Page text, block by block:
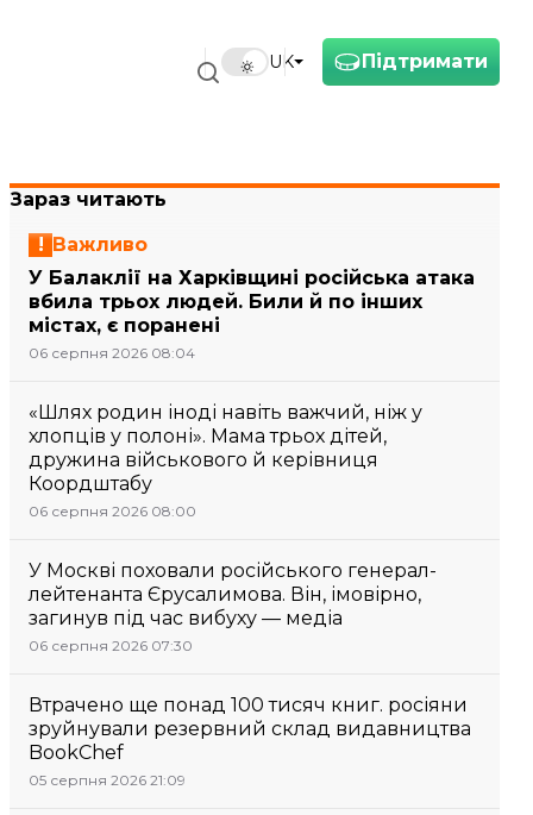
Підтримати
UK
Зараз читають
Важливо
У Балаклії на Харківщині російська атака
вбила трьох людей. Били й по інших
містах, є поранені
06 серпня 2026 08:04
«Шлях родин іноді навіть важчий, ніж у
хлопців у полоні». Мама трьох дітей,
дружина військового й керівниця
Коордштабу
06 серпня 2026 08:00
У Москві поховали російського генерал-
лейтенанта Єрусалимова. Він, імовірно,
загинув під час вибуху — медіа
06 серпня 2026 07:30
Втрачено ще понад 100 тисяч книг. росіяни
зруйнували резервний склад видавництва
BookChef
05 серпня 2026 21:09